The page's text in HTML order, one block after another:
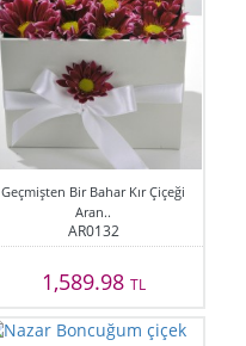
Geçmişten Bir Bahar Kır Çiçeği
Aran..
AR0132
1,589.98 TL